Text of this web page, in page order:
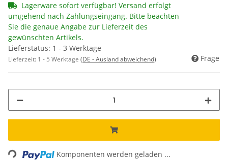
Lagerware sofort verfügbar! Versand erfolgt
umgehend nach Zahlungseingang. Bitte beachten
Sie die genaue Angabe zur Lieferzeit des
gewünschten Artikels.
Lieferstatus: 1 - 3 Werktage
Lieferzeit: 1 - 5 Werktage (DE - Ausland abweichend) Frage
Loading... Komponenten werden geladen ...